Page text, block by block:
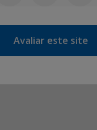
Avaliar este site